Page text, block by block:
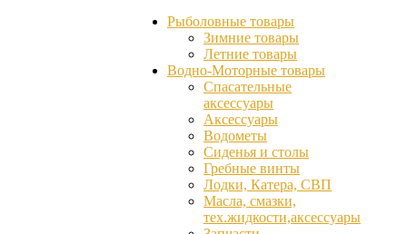
Рыболовные товары
Зимние товары
Летние товары
Водно-Моторные товары
Спасательные
аксессуары
Аксессуары
Водометы
Сиденья и столы
Гребные винты
Лодки, Катера, СВП
Масла, смазки,
тех.жидкости,аксессуары